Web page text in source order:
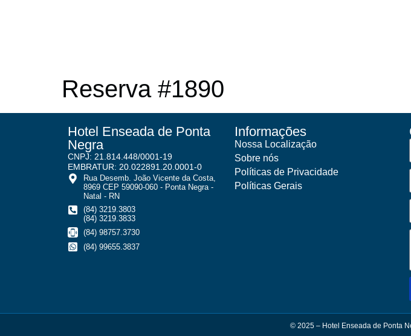
Reserva #1890
Hotel Enseada de Ponta
Negra
CNPJ: 21.814.448/0001-19
EMBRATUR: 20.022891.20.0001-0
Rua Desemb. João Vicente da Costa,
8969 CEP 59090-060 - Ponta Negra -
Natal - RN
(84) 3219.3803
(84) 3219.3833
(84) 98757.3730
(84) 99655.3837
Informações
Nossa Localização
Sobre nós
Políticas de Privacidade
Políticas Gerais
© 2025 – Hotel Enseada de Ponta